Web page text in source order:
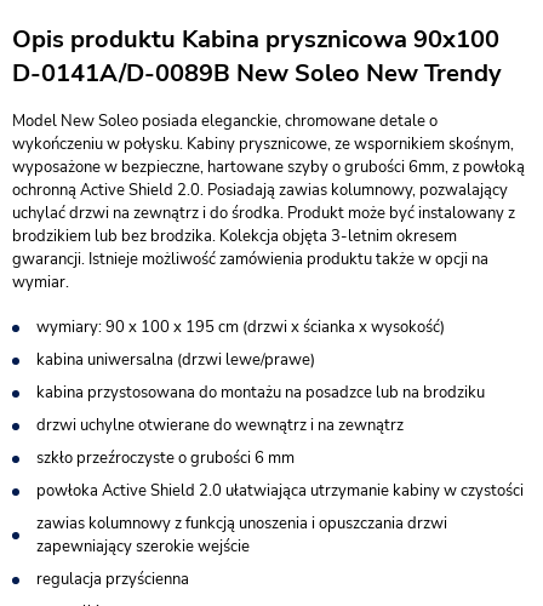
Opis produktu Kabina prysznicowa 90x100
D-0141A/D-0089B New Soleo New Trendy
Model New Soleo posiada eleganckie, chromowane detale o
wykończeniu w połysku. Kabiny prysznicowe, ze wspornikiem skośnym,
wyposażone w bezpieczne, hartowane szyby o grubości 6mm, z powłoką
ochronną Active Shield 2.0. Posiadają zawias kolumnowy, pozwalający
uchylać drzwi na zewnątrz i do środka. Produkt może być instalowany z
brodzikiem lub bez brodzika. Kolekcja objęta 3-letnim okresem
gwarancji. Istnieje możliwość zamówienia produktu także w opcji na
wymiar.
wymiary: 90 x 100 x 195 cm (drzwi x ścianka x wysokość)
kabina uniwersalna (drzwi lewe/prawe)
kabina przystosowana do montażu na posadzce lub na brodziku
drzwi uchylne otwierane do wewnątrz i na zewnątrz
szkło przeźroczyste o grubości 6 mm
powłoka Active Shield 2.0 ułatwiająca utrzymanie kabiny w czystości
zawias kolumnowy z funkcją unoszenia i opuszczania drzwi
zapewniający szerokie wejście
regulacja przyścienna